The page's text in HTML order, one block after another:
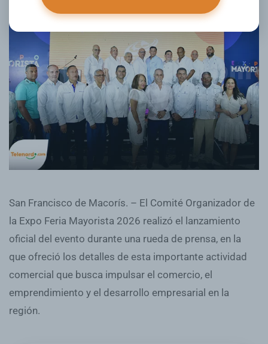
San Francisco de Macorís. – El Comité Organizador de
la Expo Feria Mayorista 2026 realizó el lanzamiento
oficial del evento durante una rueda de prensa, en la
que ofreció los detalles de esta importante actividad
comercial que busca impulsar el comercio, el
emprendimiento y el desarrollo empresarial en la
región.